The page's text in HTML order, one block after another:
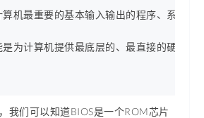
算机最重要的基本输入输出的程序、系统
是为计算机提供最底层的、最直接的硬件设
我们可以知道BIOS是一个ROM芯片